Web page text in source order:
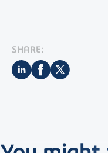
SHARE: